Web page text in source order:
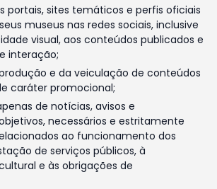
portais, sites temáticos e perfis oficiais
museus nas redes sociais, inclusive
visual, aos conteúdos publicados e
interação;
e da veiculação de conteúdos
caráter promocional;
de notícias, avisos e
necessários e estritamente
ao funcionamento dos
de serviços públicos, à
e às obrigações de